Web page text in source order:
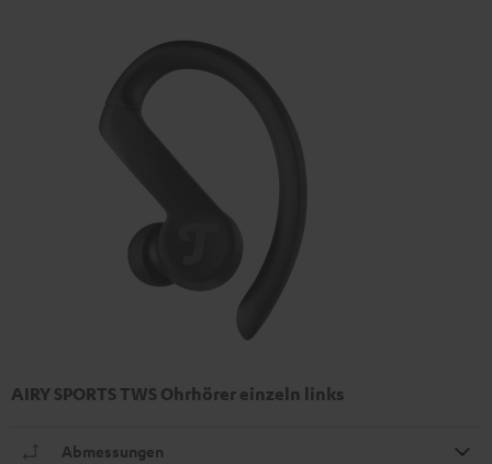
AIRY SPORTS TWS Ohrhörer einzeln links
Abmessungen